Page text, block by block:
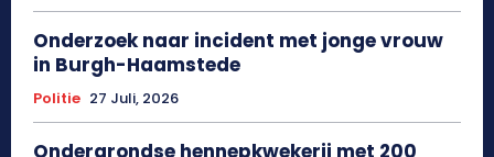
Onderzoek naar incident met jonge vrouw
in Burgh-Haamstede
Politie 27 Juli, 2026
Ondergrondse hennepkwekerij met 200